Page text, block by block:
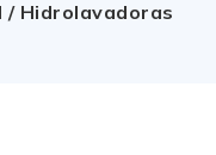
/ Hidrolavadoras